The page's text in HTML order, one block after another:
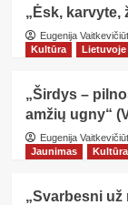
„Ėsk, karvyte,
Eugenija
Kultūra
Lietuvoje
„Širdys –
amžių ugny“
Eugenija
Jaunimas
Kultūra
„Svarbesni